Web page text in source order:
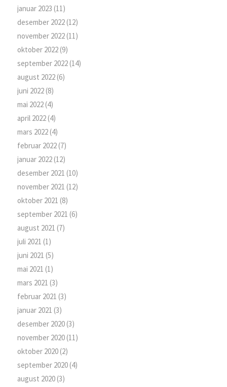
januar 2023 (11)
desember 2022(12)
november 2022(11)
oktober 2022(9)
september 2022(14)
august 2022(6)
juni 2022(8)
mai 2022(4)
april 2022(4)
mars 2022(4)
februar 2022(7)
januar 2022(12)
desember 2021 (10)
november 2021 (12)
oktober 2021 (8)
september 2021 (6)
august 2021 (7)
juli 2021 (1)
juni 2021 (5)
mai 2021 (1)
mars 2021 (3)
februar 2021 (3)
januar 2021 (3)
desember 2020(3)
november 2020(11)
oktober 2020(2)
september 2020(4)
august 2020(3)